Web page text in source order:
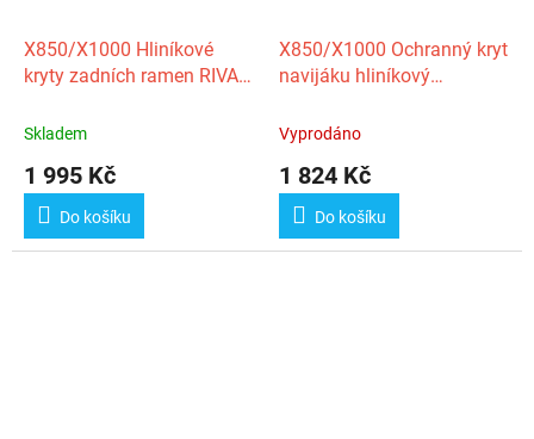
X850/X1000 Hliníkové
kryty zadních ramen RIVAL
Skladem
1 995 Kč
Do košíku
X850/X1000 Ochranný kryt
navijáku hliníkový
Vyprodáno
1 824 Kč
Do košíku